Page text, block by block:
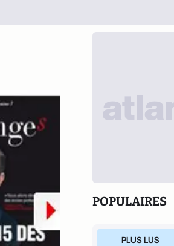
POPULAIRES
PLUS LUS